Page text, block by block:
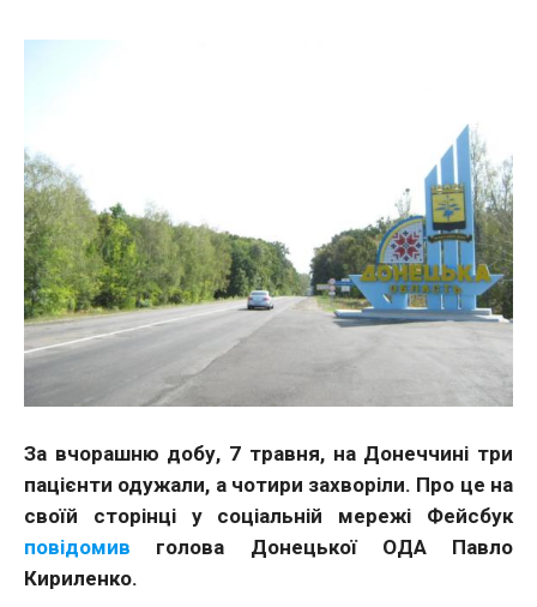
За вчорашню добу, 7 травня, на Донеччині три
пацієнти одужали, а чотири захворіли. Про це на
своїй сторінці у соціальній мережі Фейсбук
повідомив голова Донецької ОДА Павло
Кириленко.